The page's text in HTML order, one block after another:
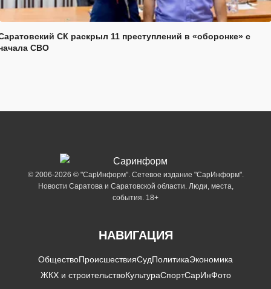
СК раскрыл 11 преступлений в «оборонке» с
СВО
© 2006-2026 © "СарИнформ". Сетевое издание "СарИнформ".
Новости Саратова и Саратовской области. Люди, места,
события. 18+
НАВИГАЦИЯ
ОбществоПроисшествияСудПолитикаЭкономика
ЖКХ и строительствоКультураСпортСарИнФото